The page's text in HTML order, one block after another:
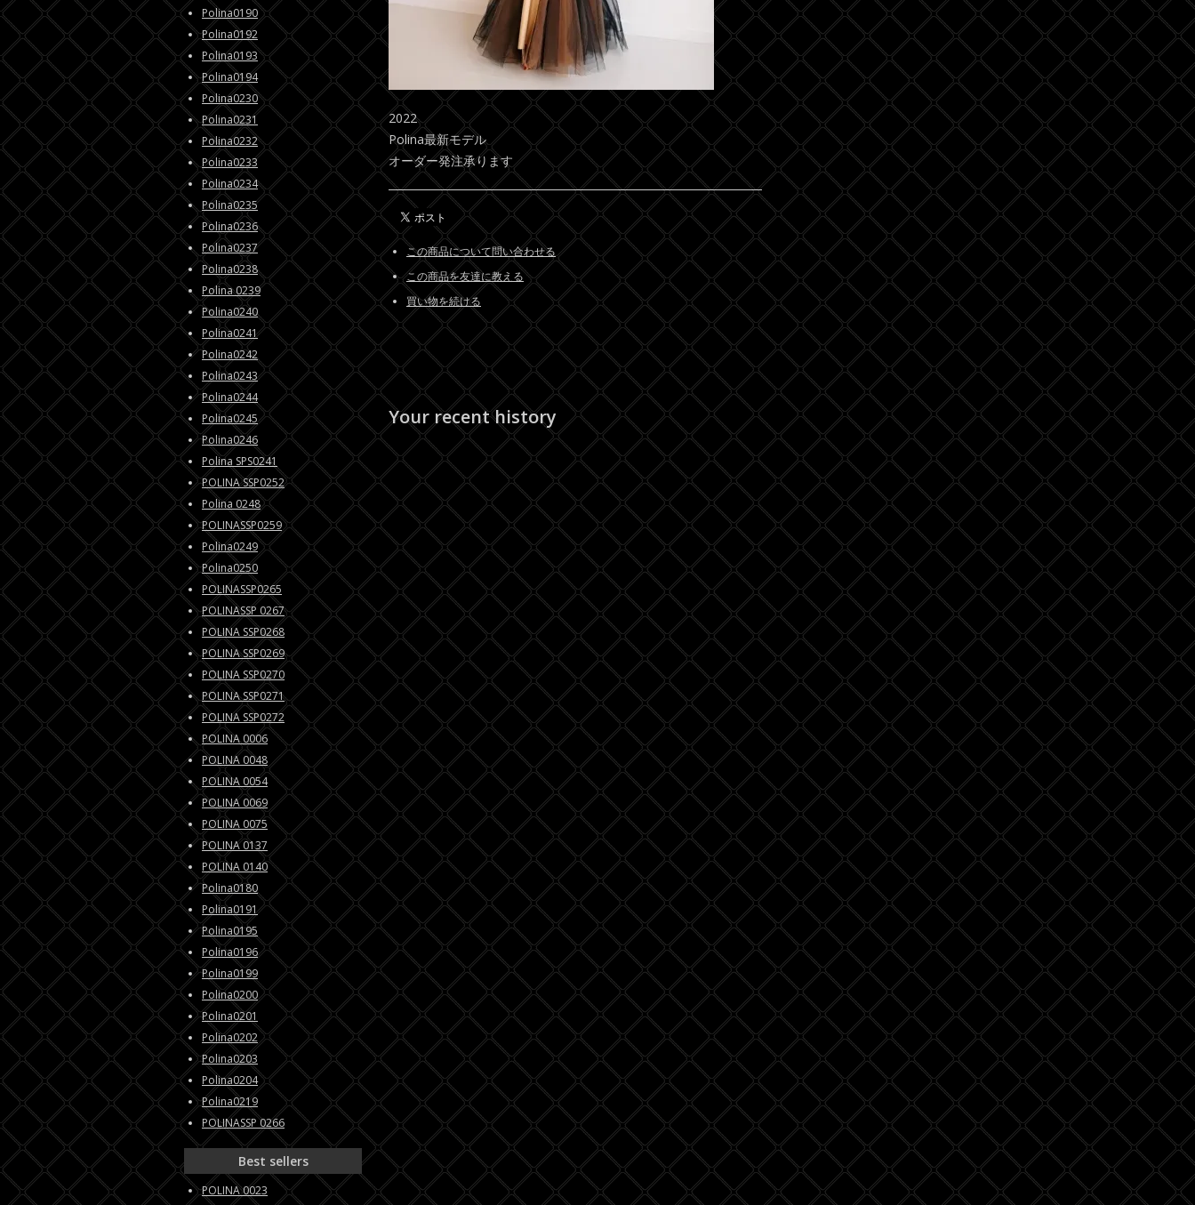
2022
Polina最新モデル
オーダー発注承ります
この商品について問い合わせる
この商品を友達に教える
買い物を続ける
Your recent history
Polina0190
Polina0192
Polina0193
Polina0194
Polina0230
Polina0231
Polina0232
Polina0233
Polina0234
Polina0235
Polina0236
Polina0237
Polina0238
Polina 0239
Polina0240
Polina0241
Polina0242
Polina0243
Polina0244
Polina0245
Polina0246
Polina SPS0241
POLINA SSP0252
Polina 0248
POLINASSP0259
Polina0249
Polina0250
POLINASSP0265
POLINASSP 0267
POLINA SSP0268
POLINA SSP0269
POLINA SSP0270
POLINA SSP0271
POLINA SSP0272
POLINA 0006
POLINA 0048
POLINA 0054
POLINA 0069
POLINA 0075
POLINA 0137
POLINA 0140
Polina0180
Polina0191
Polina0195
Polina0196
Polina0199
Polina0200
Polina0201
Polina0202
Polina0203
Polina0204
Polina0219
POLINASSP 0266
Best sellers
POLINA 0023